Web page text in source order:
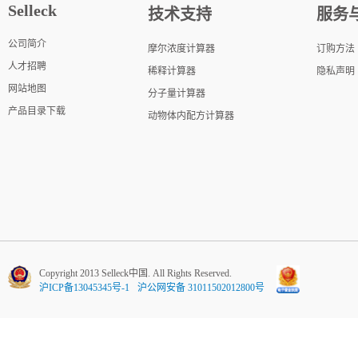
Selleck
公司简介
人才招聘
网站地图
产品目录下载
技术支持
摩尔浓度计算器
稀释计算器
分子量计算器
动物体内配方计算器
服务
订购方法
隐私声明
Copyright 2013 Selleck中国. All Rights Reserved.
沪ICP备13045345号-1
沪公网安备 31011502012800号